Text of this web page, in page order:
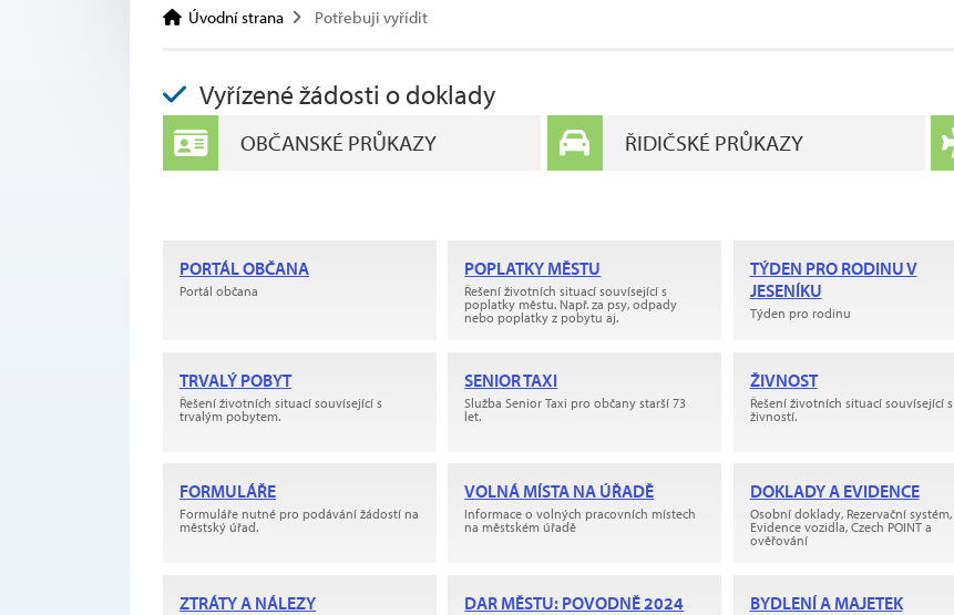
Úvodní strana Potřebuji vyřídit
Vyřízené žádosti o doklady
OBČANSKÉ PRŮKAZY ŘIDIČSKÉ PRŮKAZY
PORTÁL OBČANA
Portál občana
POPLATKY MĚSTU
Řešení životních situací souvísející s
poplatky městu. Např. za psy, odpady
nebo poplatky z pobytu aj.
TÝDEN PRO RODINU V
JESENÍKU
Týden pro rodinu
TRVALÝ POBYT
Řešení životních situací souvísející s
trvalým pobytem.
SENIOR TAXI
Služba Senior Taxi pro občany starší 73
let.
ŽIVNOST
Řešení životních situací souvísející s
živností.
FORMULÁŘE
Formuláře nutné pro podávání žádostí na
městský úřad.
VOLNÁ MÍSTA NA ÚŘADĚ
Informace o volných pracovních místech
na městském úřadě
DOKLADY A EVIDENCE
Osobní doklady, Rezervační systém,
Evidence vozidla, Czech POINT a
ověřování
ZTRÁTY A NÁLEZY DAR MĚSTU: POVODNĚ 2024 BYDLENÍ A MAJETEK